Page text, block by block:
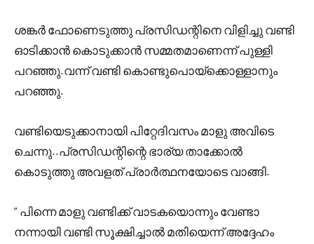
ശങ്കർ ഫോണെടുത്തു പ്രസിഡന്റിനെ വിളിച്ചു വണ്ടി
ഓടിക്കാൻ കൊടുക്കാൻ സമ്മതമാണെന്ന് പുള്ളി
പറഞ്ഞു.വന്ന് വണ്ടി കൊണ്ടുപൊയ്ക്കൊള്ളാനും
പറഞ്ഞു.
വണ്ടിയെടുക്കാനായി പിറ്റേദിവസം മാളു അവിടെ
ചെന്നു..പ്രസിഡന്റിന്റെ ഭാര്യ താക്കോൽ
കൊടുത്തു അവളത് പ്രാർത്ഥനയോടെ വാങ്ങി.
” പിന്നെ മാളു വണ്ടിക്ക് വാടകയൊന്നും വേണ്ടാ
നന്നായി വണ്ടി സൂക്ഷിച്ചാൽ മതിയെന്ന് അദ്ദേഹം